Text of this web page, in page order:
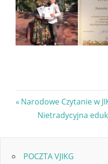
Nawigacja
wpisu
Previous
Post:
Narodowe Czytanie w
Next
Nietradycyjna
POCZTA VJIKG